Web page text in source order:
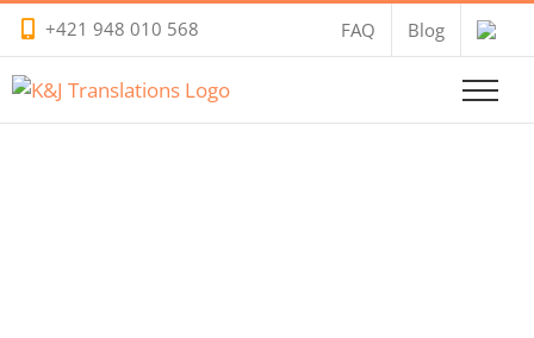
Skip
content
+421 948 010 568 FAQ Blog